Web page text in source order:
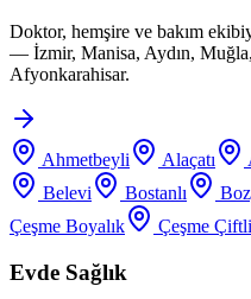
Doktor, hemşire ve bakım
— İzmir, Manisa, Aydın,
Afyonkarahisar.
Ahmetbeyli Alaçatı
Belevi
Bostanlı
Çeşme Boyalık
Çeşme
Evde Sağlık